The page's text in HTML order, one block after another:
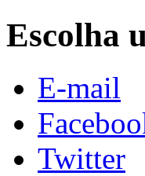
Escolha
E-mail
Twitter